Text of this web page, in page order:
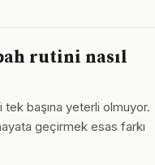
rutini nasıl
başına yeterli olmuyor.
geçirmek esas farkı